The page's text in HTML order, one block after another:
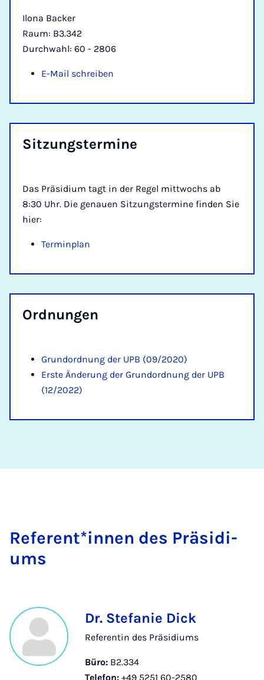
Ilona Backer
Raum: B3.342
Durchwahl: 60 - 2806
E-Mail schreiben
Sit­­zungs­­ter­­mi­­ne
Das Präsidium tagt in der Regel mittwochs ab
8:30 Uhr. Die genauen Sitzungstermine finden Sie
hier:
Terminplan
Ord­­nun­­gen
Grundordnung der UPB (09/2020)
Erste Änderung der Grundordnung der UPB
(12/2022)
Re­fe­rent*in­nen des Prä­si­di­
ums
Dr. Stefanie Dick
Referentin des Präsidiums
Büro: B2.334
Telefon: +49 5251 60-2580